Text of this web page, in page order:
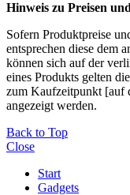
Hinweis zu Preisen
Sofern Produktpreise
entsprechen diese dem
können sich auf der
eines Produkts gelten
zum Kaufzeitpunkt [auf
angezeigt werden.
Back to Top
Close
Start
Gadgets